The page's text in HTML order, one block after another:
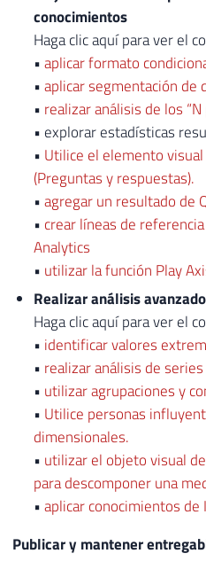
conocimientos
Haga clic aquí para ver el
•aplicar formato
•aplicar segmentación de
• realizar análisis de los
• explorar estadísticas
• Utilice el elemento
(Preguntas y respuestas).
•agregar un resultado de
• crear líneas de
Analytics
• utilizar la función Play
Realizar análisis
Haga clic aquí para ver el
• identificar valores
• realizar análisis de
• utilizar agrupaciones y
• Utilice personas
dimensionales.
• utilizar el objeto visual
para descomponer una
•aplicar conocimientos de
Publicar y mantener